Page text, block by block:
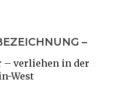
–
– verliehen in der
West